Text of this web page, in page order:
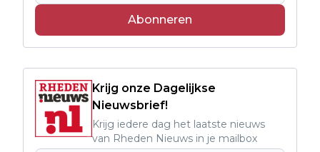
Abonneren
Krijg onze Dagelijkse
Nieuwsbrief!
Krijg iedere dag het laatste nieuws
van Rheden Nieuws in je mailbox